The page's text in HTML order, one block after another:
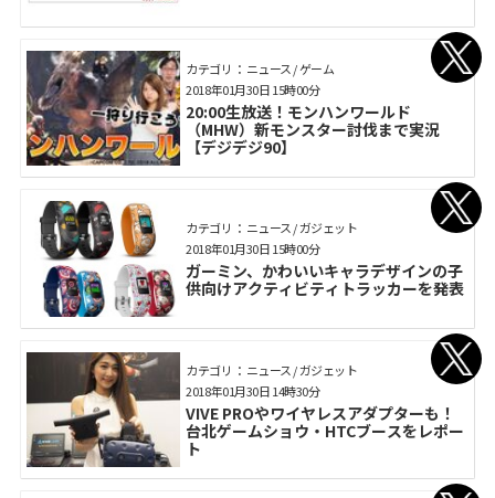
カテゴリ： ニュース / ゲーム
20:00生放送！モンハンワールド
（MHW）新モンスター討伐まで実況
【デジデジ90】
2018年01月30日 15時00分
カテゴリ： ニュース / ガジェット
ガーミン、かわいいキャラデザインの子
供向けアクティビティトラッカーを発表
2018年01月30日 15時00分
カテゴリ： ニュース / ガジェット
VIVE PROやワイヤレスアダプターも！
台北ゲームショウ・HTCブースをレポー
ト
2018年01月30日 14時30分